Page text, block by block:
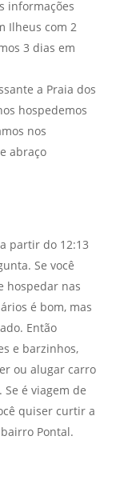
informações
Ilheus com 2
3 dias em
a Praia dos
hospedemos
nos
abraço
partir do 12:13
Se você
hospedar nas
é bom, mas
Então
e barzinhos,
ou alugar carro
é viagem de
quiser curtir a
Pontal.